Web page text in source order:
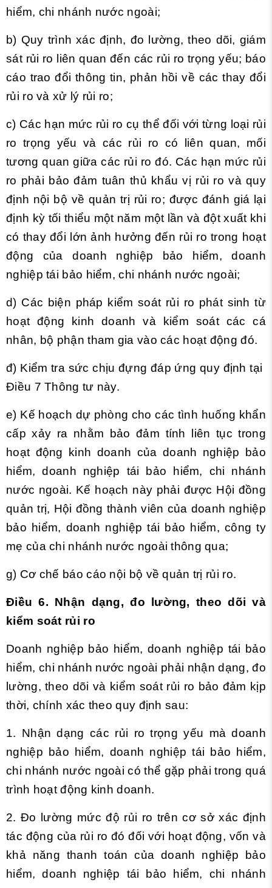
hiểm, chi nhánh nước ngoài;
b) Quy trình xác định, đo lường, theo dõi, giám
sát rủi ro liên quan đến các rủi ro trọng yếu; báo
cáo trao đổi thông tin, phản hồi về các thay đổi
rủi ro và xử lý rủi ro;
c) Các hạn mức rủi ro cụ thể đối với từng loại rủi
ro trọng yếu và các rủi ro có liên quan, mối
tương quan giữa các rủi ro đó. Các hạn mức rủi
ro phải bảo đảm tuân thủ khẩu vị rủi ro và quy
định nội bộ về quản trị rủi ro; được đánh giá lại
định kỳ tối thiểu một năm một lần và đột xuất khi
có thay đổi lớn ảnh hưởng đến rủi ro trong hoạt
động của doanh nghiệp bảo hiểm, doanh
nghiệp tái bảo hiểm, chi nhánh nước ngoài;
d) Các biện pháp kiểm soát rủi ro phát sinh từ
hoạt động kinh doanh và kiểm soát các cá
nhân, bộ phận tham gia vào các hoạt động đó.
đ) Kiểm tra sức chịu đựng đáp ứng quy định tại
Điều 7 Thông tư này.
e) Kế hoạch dự phòng cho các tình huống khẩn
cấp xảy ra nhằm bảo đảm tính liên tục trong
hoạt động kinh doanh của doanh nghiệp bảo
hiểm, doanh nghiệp tái bảo hiểm, chi nhánh
nước ngoài. Kế hoạch này phải được Hội đồng
quản trị, Hội đồng thành viên của doanh nghiệp
bảo hiểm, doanh nghiệp tái bảo hiểm, công ty
mẹ của chi nhánh nước ngoài thông qua;
g) Cơ chế báo cáo nội bộ về quản trị rủi ro.
Điều 6. Nhận dạng, đo lường, theo dõi và
kiểm soát rủi ro
Doanh nghiệp bảo hiểm, doanh nghiệp tái bảo
hiểm, chi nhánh nước ngoài phải nhận dạng, đo
lường, theo dõi và kiểm soát rủi ro bảo đảm kịp
thời, chính xác theo quy định sau:
1. Nhận dạng các rủi ro trọng yếu mà doanh
nghiệp bảo hiểm, doanh nghiệp tái bảo hiểm,
chi nhánh nước ngoài có thể gặp phải trong quá
trình hoạt động kinh doanh.
2. Đo lường mức độ rủi ro trên cơ sở xác định
tác động của rủi ro đó đối với hoạt động, vốn và
khả năng thanh toán của doanh nghiệp bảo
hiểm, doanh nghiệp tái bảo hiểm, chi nhánh